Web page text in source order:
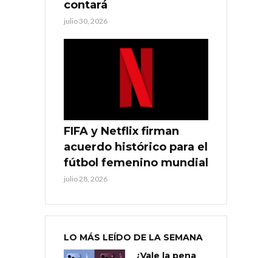
contará
julio 30, 2026
FIFA y Netflix firman
acuerdo histórico para el
fútbol femenino mundial
julio 28, 2026
LO MÁS LEÍDO DE LA SEMANA
¿Vale la pena